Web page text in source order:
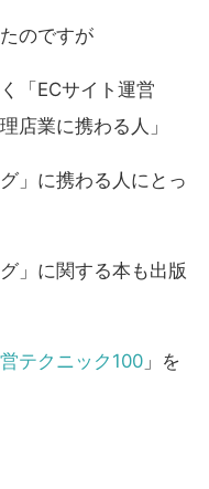
のですが
「ECサイト運営
店業に携わる人」
」に携わる人にとっ
」に関する本も出版
テクニック100 」を